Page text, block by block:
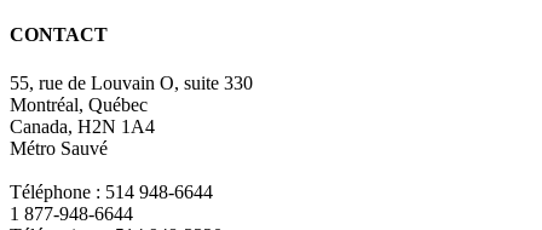
CONTACT
55, rue de Louvain O, suite 330
Montréal, Québec
Canada, H2N 1A4
Métro Sauvé
Téléphone : 514 948-6644
1 877-948-6644